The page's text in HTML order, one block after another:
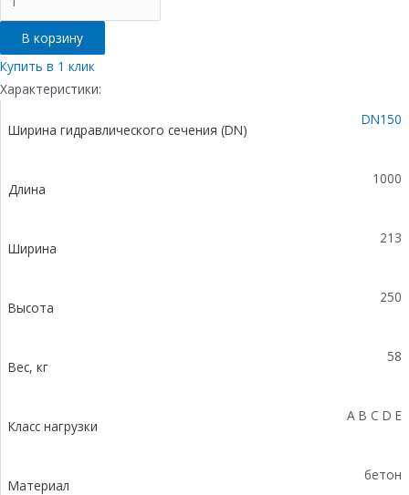
товара
Лоток
водоотводный
бетонный
коробчатый
(СО-150мм),
оцинкованной
уклоном
100.21,3
Z,
В корзину
Купить в 1 клик
Характеристики:
Ширина гидравлического сечения (DN)
DN150
Длина
1000
Ширина
213
Высота
250
Вес, кг
58
Класс нагрузки
A B C D E
Материал
бетон